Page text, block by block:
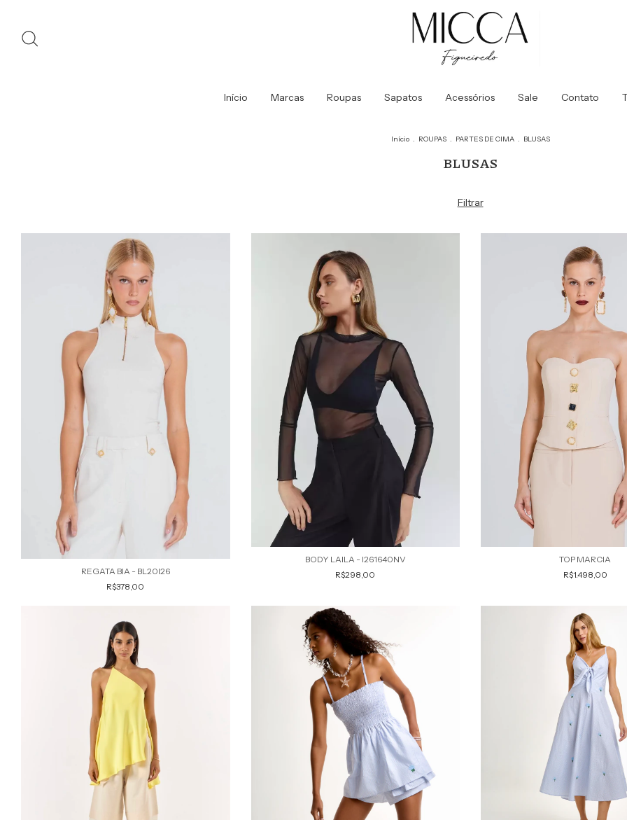
Início Marcas Roupas Sapatos Acessórios Sale Contato
Início . ROUPAS . PARTES DE CIMA . BLUSAS
BLUSAS
Filtrar
REGATA BIA - BL20I26
R$378,00
BODY LAILA - I261640NV
R$298,00
TOP MARCIA
R$1.498,00